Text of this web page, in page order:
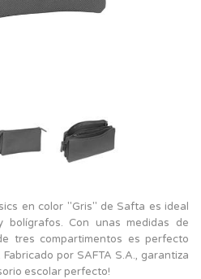
en color "Gris" de Safta es ideal
bolígrafos. Con unas medidas de
tres compartimentos es perfecto
por SAFTA S.A., garantiza
escolar perfecto!